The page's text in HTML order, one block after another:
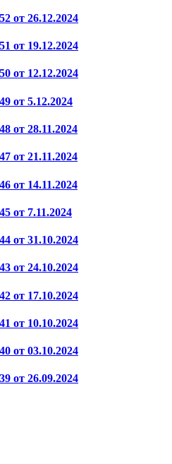
от 26.12.2024
от 19.12.2024
от 12.12.2024
от 5.12.2024
от 28.11.2024
от 21.11.2024
от 14.11.2024
от 7.11.2024
от 31.10.2024
от 24.10.2024
от 17.10.2024
от 10.10.2024
от 03.10.2024
от 26.09.2024